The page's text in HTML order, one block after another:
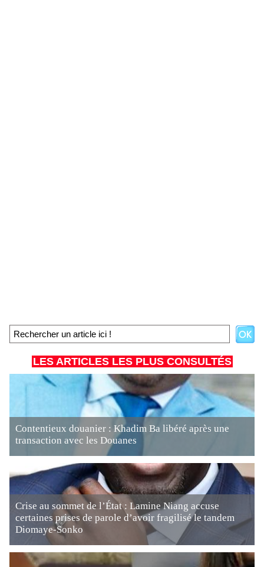
LES ARTICLES LES PLUS CONSULTÉS
Contentieux douanier : Khadim Ba libéré après une
transaction avec les Douanes
Crise au sommet de l’État : Lamine Niang accuse
certaines prises de parole d’avoir fragilisé le tandem
Diomaye-Sonko